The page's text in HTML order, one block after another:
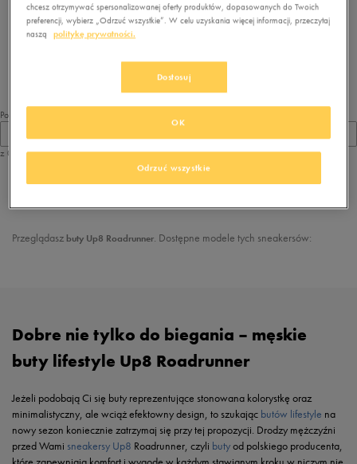
Brak produktów do wyświetlenia
Zmień kryteria wyszukiwania lub
Pokaż
z 0
z1
Przeglądasz buty Up8 Roadrunner. Dostępne modele tych sneakersów:
Dobre nie tylko do biegania – męskie
buty lifestyle Up8 Roadrunner
Jeżeli podobają Ci się buty reprezentujące stonowana kolorystkę oraz
minimalistyczny, ale wciąż efektowny design, to szukając butów lifestyle na
nowy sezon koniecznie zatrzymaj się przy tej propozycji. Drodzy mężczyźni
przed Wami sneakersy Up8 Roadrunner, czyli butyod polskiego producenta,
chcesz otrzymywać spersonalizowanej oferty produktów, dopasowanych do Twoich
preferencji, wybierz „Odrzuć wszystkie”. W celu uzyskania więcej informacji, przeczytaj
naszą
politykę prywatności.
Dostosuj
Odrzuć wszystkie
OK